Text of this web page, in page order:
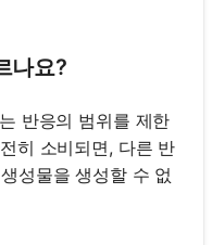
나요?
반응의 범위를 제한
히 소비되면, 다른 반
성물을 생성할 수 없